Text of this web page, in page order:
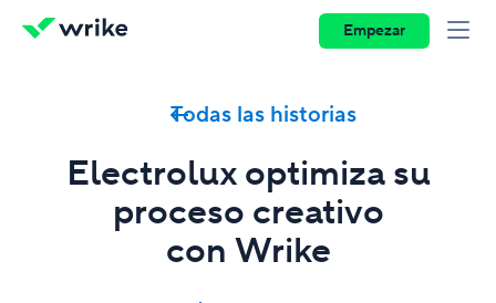
Empezar
Todas las historias
Electrolux optimiza su
proceso creativo
con Wrike